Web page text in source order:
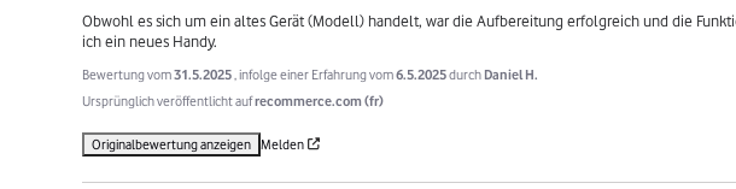
Obwohl es sich um ein altes Gerät (Modell) handelt, war die Aufbereitung erfolgreich und die
ich ein neues Handy.
Bewertung vom31.5.2025 , infolge einer Erfahrung vom6.5.2025durch Daniel H.
Ursprünglich veröffentlicht aufrecommerce.com (fr)
Originalbewertung anzeigen Melden